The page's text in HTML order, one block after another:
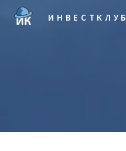
ИНВЕСТКЛУБ